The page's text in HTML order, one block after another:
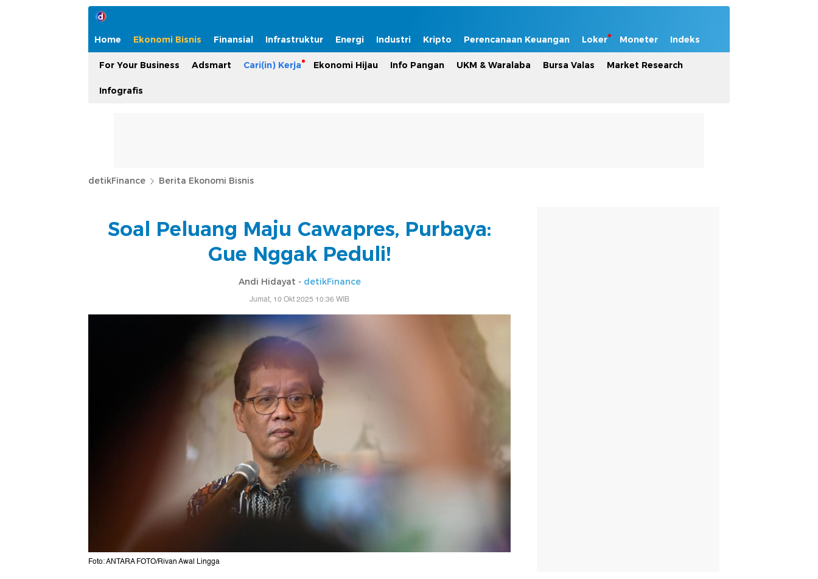
Home Ekonomi Bisnis Finansial Infrastruktur Energi Industri Kripto Perencanaan Keuangan Loker Moneter Indeks
For Your Business Adsmart Cari(in) Kerja Ekonomi Hijau Info Pangan UKM & Waralaba Bursa Valas Market Research
Infografis
detikFinance Berita Ekonomi Bisnis
Soal Peluang Maju Cawapres, Purbaya:
Gue Nggak Peduli!
Andi Hidayat - detikFinance
Jumat, 10 Okt 2025 10:36 WIB
Foto: ANTARA FOTO/Rivan Awal Lingga